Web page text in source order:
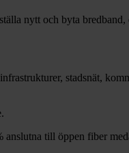
nytt och byta
stadsnät,
anslutna till öppen fiber